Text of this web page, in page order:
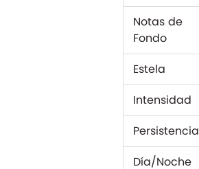
Notas de
Fondo
Estela
Intensidad
Persistencia
Día/Noche